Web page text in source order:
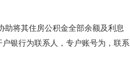
助将其住房公积金全部余额及利息
银行为联系人，专户账号为，联系